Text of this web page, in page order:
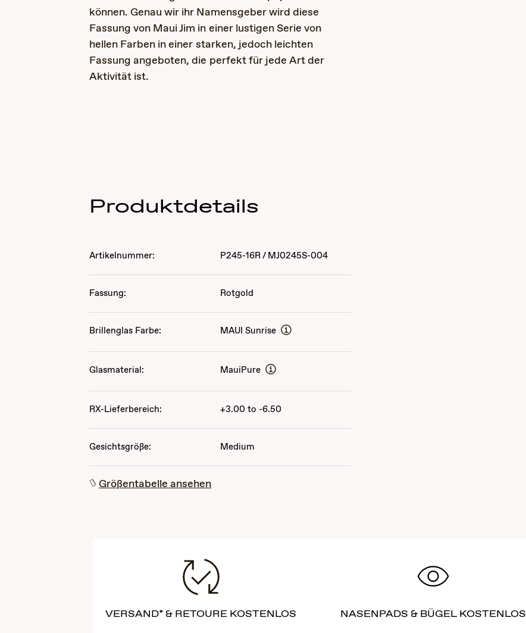
können. Genau wir ihr Namensgeber wird diese
Fassung von Maui Jim in einer lustigen Serie von
hellen Farben in einer starken, jedoch leichten
Fassung angeboten, die perfekt für jede Art der
Aktivität ist.
Produktdetails
Artikelnummer: P245-16R/ MJ0245S-004
Fassung: Rotgold
Brillenglas Farbe: MAUI Sunrise
Glasmaterial: MauiPure
RX-Lieferbereich: +3.00 to -6.50
Gesichtsgröße: Medium
Größentabelle ansehen
VERSAND* & RETOURE KOSTENLOS NASENPADS & BÜGEL KOSTENLOS